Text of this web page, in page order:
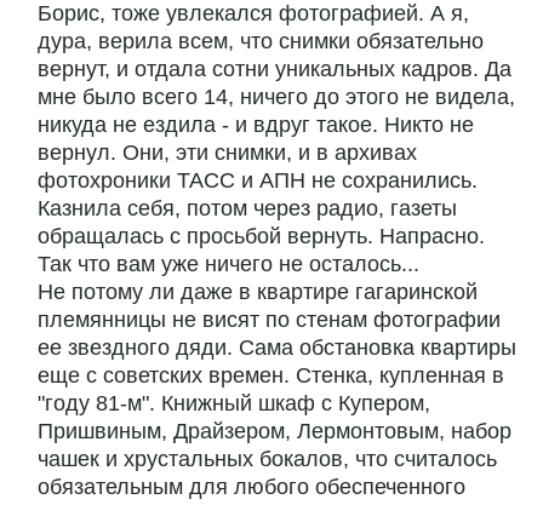
Борис, тоже увлекался фотографией. А я,
дура, верила всем, что снимки обязательно
вернут, и отдала сотни уникальных кадров. Да
мне было всего 14, ничего до этого не видела,
никуда не ездила - и вдруг такое. Никто не
вернул. Они, эти снимки, и в архивах
фотохроники ТАСС и АПН не сохранились.
Казнила себя, потом через радио, газеты
обращалась с просьбой вернуть. Напрасно.
Так что вам уже ничего не осталось...
Не потому ли даже в квартире гагаринской
племянницы не висят по стенам фотографии
ее звездного дяди. Сама обстановка квартиры
еще с советских времен. Стенка, купленная в
"году 81-м". Книжный шкаф с Купером,
Пришвиным, Драйзером, Лермонтовым, набор
чашек и хрустальных бокалов, что считалось
обязательным для любого обеспеченного